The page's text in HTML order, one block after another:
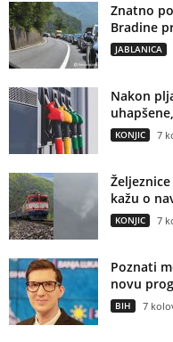
Znatno
Bradine
JABLANICA
Nakon
KONJIC 7
kažu o
KONJIC 7
Poznati
novu
BIH 7